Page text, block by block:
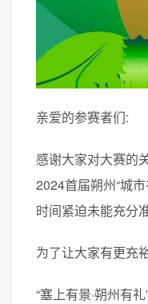
亲爱的参赛者们:
感谢大家对大赛的
2024首届朔州“城
时间紧迫未能充分
为了让大家有更充
“塞上有景·朔州有